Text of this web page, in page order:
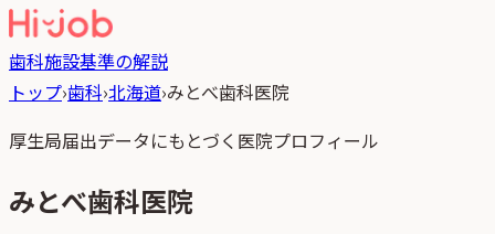
歯科施設基準の解説
トップ›歯科›北海道›みとべ歯科医院
厚生局届出データにもとづく医院プロフィール
みとべ歯科医院